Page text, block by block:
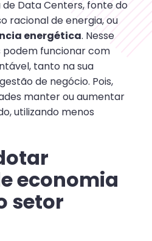
Data Centers, fonte do
racional de energia, ou
energética. Nesse
podem funcionar com
tanto na sua
de negócio. Pois,
manter ou aumentar
utilizando menos
economia
setor